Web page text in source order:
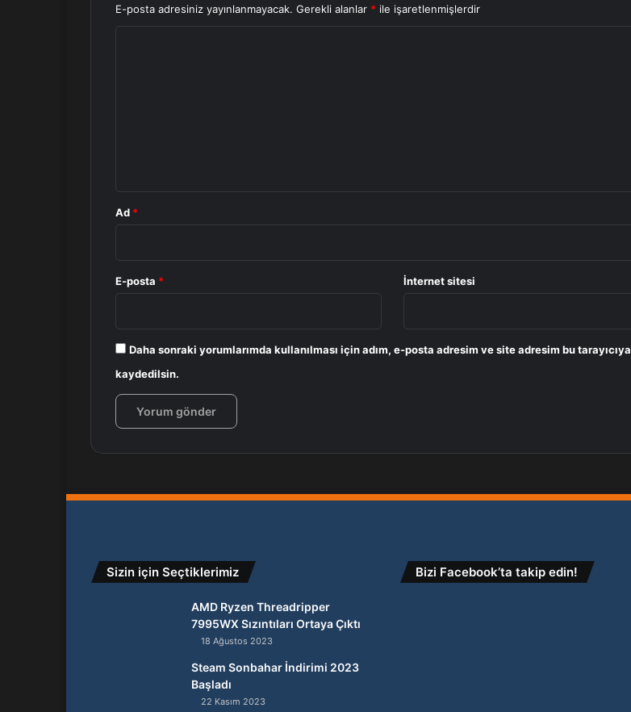
E-posta adresiniz yayınlanmayacak. Gerekli alanlar * ile işaretlenmişlerdir
Ad *
E-posta * İnternet sitesi
Daha sonraki yorumlarımda kullanılması için adım, e-posta adresim ve site adresim bu tarayıcıya
kaydedilsin.
Sizin için Seçtiklerimiz
AMD Ryzen Threadripper
7995WX Sızıntıları Ortaya Çıktı
18 Ağustos 2023
Steam Sonbahar İndirimi 2023
Başladı
22 Kasım 2023
Bizi Facebook’ta takip edin!